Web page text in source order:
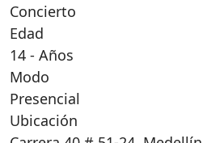
Concierto
Edad
14 - Años
Modo
Presencial
Ubicación